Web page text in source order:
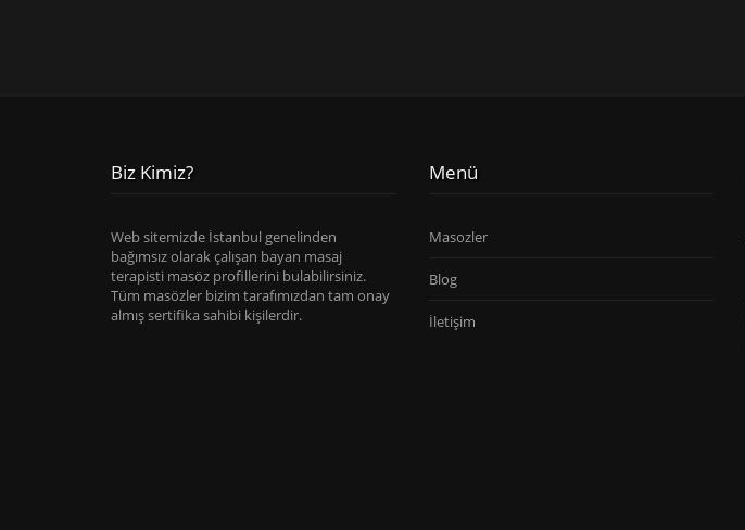
Biz Kimiz?
Web sitemizde İstanbul genelinden
bağımsız olarak çalışan bayan masaj
terapisti masöz profillerini bulabilirsiniz.
Tüm masözler bizim tarafımızdan tam onay
almış sertifika sahibi kişilerdir.
Menü
Masozler
Blog
İletişim